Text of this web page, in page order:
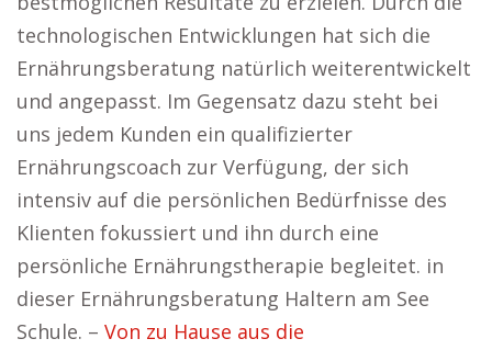
technologischen Entwicklungen hat sich die
Ernährungsberatung natürlich weiterentwickelt
und angepasst. Im Gegensatz dazu steht bei
uns jedem Kunden ein qualifizierter
Ernährungscoach zur Verfügung, der sich
intensiv auf die persönlichen Bedürfnisse des
Klienten fokussiert und ihn durch eine
persönliche Ernährungstherapie begleitet. in
dieser Ernährungsberatung Haltern am See
Schule. – Von zu Hause aus die